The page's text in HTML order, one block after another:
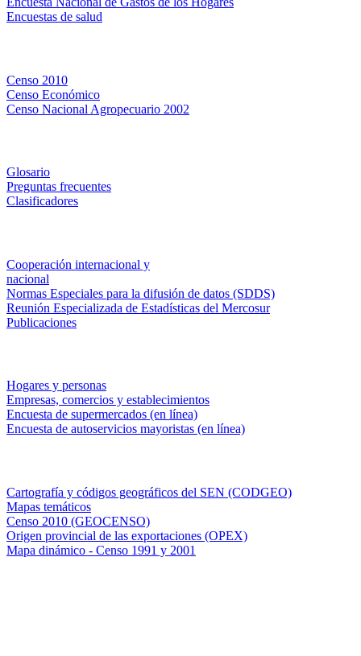
Encuestas de salud
Censo 2010
Censo Económico
Censo Nacional Agropecuario 2002
Glosario
Preguntas frecuentes
Clasificadores
Cooperación internacional y
nacional
Normas Especiales para la difusión de datos (SDDS)
Reunión Especializada de Estadísticas del Mercosur
Publicaciones
Hogares y personas
Empresas, comercios y establecimientos
Encuesta de supermercados (en línea)
Encuesta de autoservicios mayoristas (en línea)
Cartografía y códigos geográficos del SEN (CODGEO)
Mapas temáticos
Censo 2010 (GEOCENSO)
Origen provincial de las exportaciones (OPEX)
Mapa dinámico - Censo 1991 y 2001